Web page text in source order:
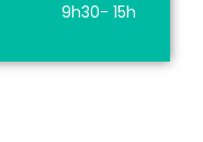
9h30- 15h